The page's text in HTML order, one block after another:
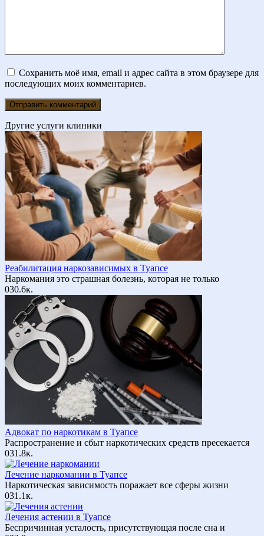
Сохранить моё имя, email и адрес сайта в этом браузере для
последующих моих комментариев.
Другие услуги клиники
Реабилитация наркозависимых в Туапсе
Наркомания это страшная болезнь, которая не только
030.6к.
Адвокат по наркотикам в Туапсе
Распространение и сбыт наркотических средств пресекается
031.8к.
Лечение наркомании в Туапсе
Наркотическая зависимость поражает все сферы жизни
031.1к.
Лечения астении в Туапсе
Беспричинная усталость, присутствующая после сна и